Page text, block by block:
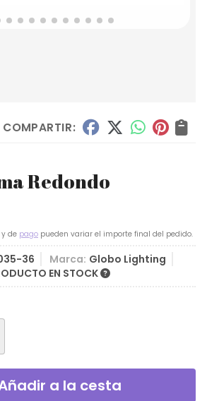
COMPARTIR:
Redondo
y de pago pueden variar el importe final del pedido.
36 Marca: Globo Lighting
EN STOCK
a la cesta